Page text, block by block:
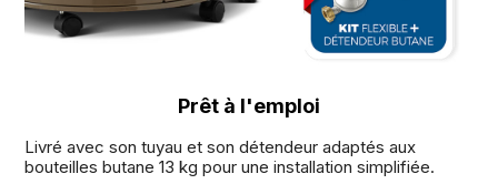
Prêt à l'emploi
Livré avec son tuyau et son détendeur adaptés aux
bouteilles butane 13 kg pour une installation simplifiée.